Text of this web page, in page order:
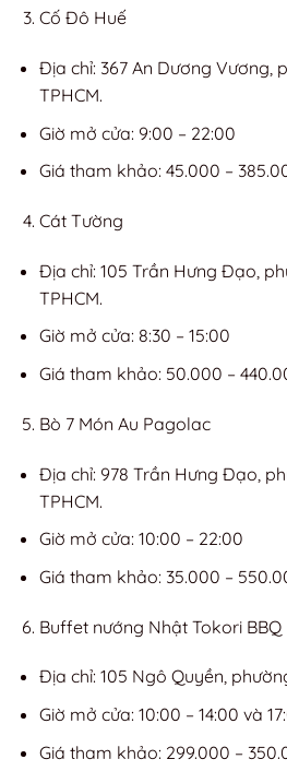
Cố Đô Huế
Địa chỉ: 367 An Dương Vương,
TPHCM.
Giờ mở cửa: 9:00 – 22:00
Giá tham khảo: 45.000 –
Cát Tường
Địa chỉ: 105 Trần Hưng Đạo,
TPHCM.
Giờ mở cửa: 8:30 – 15:00
Giá tham khảo: 50.000 –
Bò 7 Món Au Pagolac
Địa chỉ: 978 Trần Hưng Đạo,
TPHCM.
Giờ mở cửa: 10:00 – 22:00
Giá tham khảo: 35.000 –
Buffet nướng Nhật Tokori BBQ
Địa chỉ: 105 Ngô Quyền,
Giờ mở cửa: 10:00 – 14:00 và
Giá tham khảo: 299.000 –